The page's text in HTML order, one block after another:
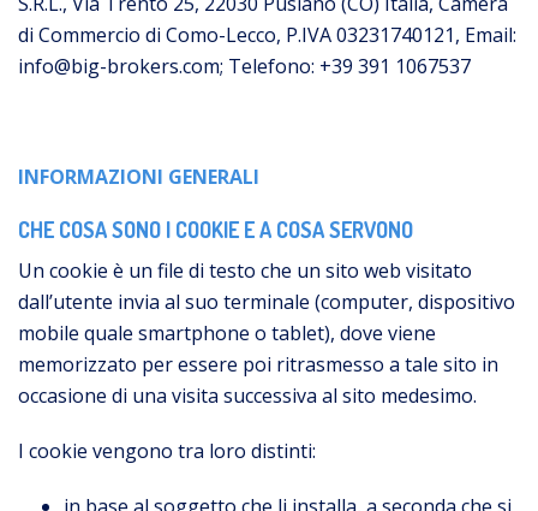
di Commercio di Como-Lecco, P.IVA 03231740121, Email:
info@big-brokers.com; Telefono: +39 391 1067537
INFORMAZIONI GENERALI
CHE COSA SONO I COOKIE E A COSA SERVONO
Un cookie è un file di testo che un sito web visitato
dall’utente invia al suo terminale (computer, dispositivo
mobile quale smartphone o tablet), dove viene
memorizzato per essere poi ritrasmesso a tale sito in
occasione di una visita successiva al sito medesimo.
I cookie vengono tra loro distinti: